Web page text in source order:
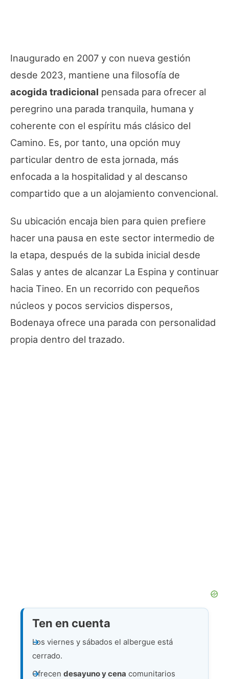
Inaugurado en 2007 y con nueva gestión
desde 2023, mantiene una filosofía de
acogida tradicional pensada para ofrecer al
peregrino una parada tranquila, humana y
coherente con el espíritu más clásico del
Camino. Es, por tanto, una opción muy
particular dentro de esta jornada, más
enfocada a la hospitalidad y al descanso
compartido que a un alojamiento convencional.
Su ubicación encaja bien para quien prefiere
hacer una pausa en este sector intermedio de
la etapa, después de la subida inicial desde
Salas y antes de alcanzar La Espina y continuar
hacia Tineo. En un recorrido con pequeños
núcleos y pocos servicios dispersos,
Bodenaya ofrece una parada con personalidad
propia dentro del trazado.
Ten en cuenta
Los viernes y sábados el albergue está
cerrado.
Ofrecendesayuno y cena comunitarios